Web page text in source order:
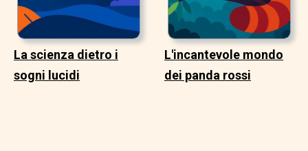
La scienza dietro i
sogni lucidi
L'incantevole mondo
dei panda rossi